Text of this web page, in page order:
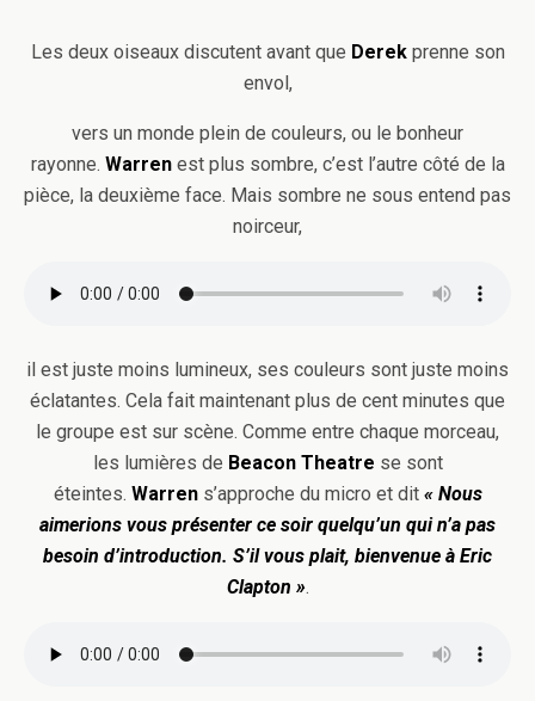
Les deux oiseaux discutent avant que Derekprenne son
envol,
vers un monde plein de couleurs, ou le bonheur
rayonne. Warrenest plus sombre, c’est l’autre côté de la
pièce, la deuxième face. Mais sombre ne sous entend pas
noirceur,
il est juste moins lumineux, ses couleurs sont juste moins
éclatantes. Cela fait maintenant plus de cent minutes que
le groupe est sur scène. Comme entre chaque morceau,
les lumières de Beacon Theatre se sont
éteintes. Warrens’approche du micro et dit « Nous
aimerions vous présenter ce soir quelqu’un qui n’a pas
besoin d’introduction. S’il vous plait, bienvenue à Eric
Clapton ».